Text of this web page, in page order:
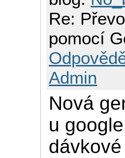
Re:
pomocí
Admin
Nová
u